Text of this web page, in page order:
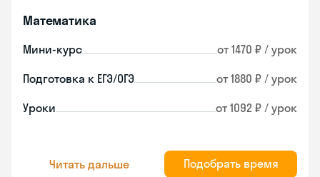
Математика
Мини-курс от 1470 ₽ / урок
Подготовка к ЕГЭ/ОГЭ от 1880 ₽ / урок
Уроки от 1092 ₽ / урок
Читать дальше Подобрать время